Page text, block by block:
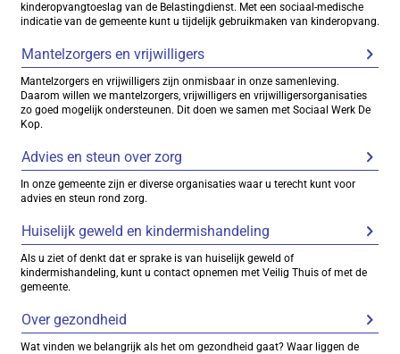
kinderopvangtoeslag van de Belastingdienst. Met een sociaal-medische
indicatie van de gemeente kunt u tijdelijk gebruikmaken van kinderopvang.
Mantelzorgers en vrijwilligers
Mantelzorgers en vrijwilligers zijn onmisbaar in onze samenleving.
Daarom willen we mantelzorgers, vrijwilligers en vrijwilligersorganisaties
zo goed mogelijk ondersteunen. Dit doen we samen met Sociaal Werk De
Kop.
Advies en steun over zorg
In onze gemeente zijn er diverse organisaties waar u terecht kunt voor
advies en steun rond zorg.
Huiselijk geweld en kindermishandeling
Als u ziet of denkt dat er sprake is van huiselijk geweld of
kindermishandeling, kunt u contact opnemen met Veilig Thuis of met de
gemeente.
Over gezondheid
Wat vinden we belangrijk als het om gezondheid gaat? Waar liggen de